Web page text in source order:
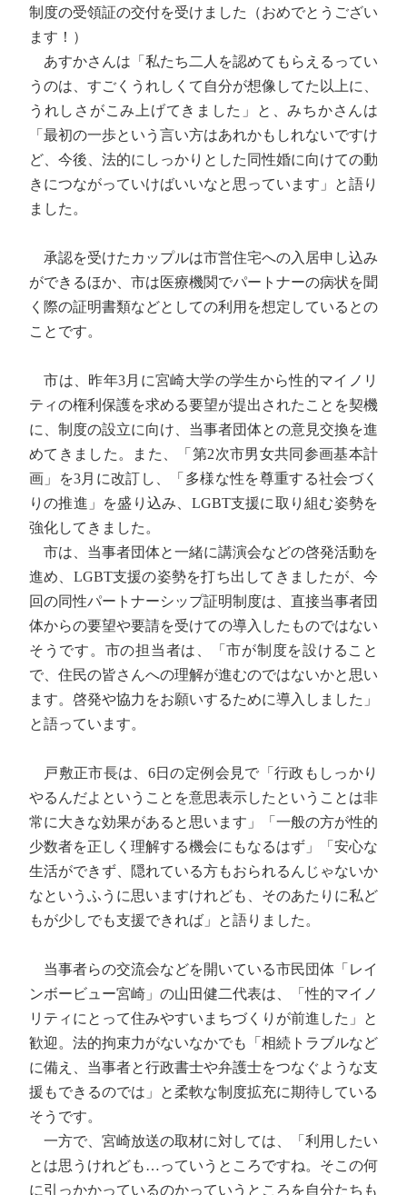
制度の受領証の交付を受けました（おめでとうござい
ます！）
あすかさんは「私たち二人を認めてもらえるってい
うのは、すごくうれしくて自分が想像してた以上に、
うれしさがこみ上げてきました」と、みちかさんは
「最初の一歩という言い方はあれかもしれないですけ
ど、今後、法的にしっかりとした同性婚に向けての動
きにつながっていけばいいなと思っています」と語り
ました。
承認を受けたカップルは市営住宅への入居申し込み
ができるほか、市は医療機関でパートナーの病状を聞
く際の証明書類などとしての利用を想定しているとの
ことです。
市は、昨年3月に宮崎大学の学生から性的マイノリ
ティの権利保護を求める要望が提出されたことを契機
に、制度の設立に向け、当事者団体との意見交換を進
めてきました。また、「第2次市男女共同参画基本計
画」を3月に改訂し、「多様な性を尊重する社会づく
りの推進」を盛り込み、LGBT支援に取り組む姿勢を
強化してきました。
市は、当事者団体と一緒に講演会などの啓発活動を
進め、LGBT支援の姿勢を打ち出してきましたが、今
回の同性パートナーシップ証明制度は、直接当事者団
体からの要望や要請を受けての導入したものではない
そうです。市の担当者は、「市が制度を設けること
で、住民の皆さんへの理解が進むのではないかと思い
ます。啓発や協力をお願いするために導入しました」
と語っています。
戸敷正市長は、6日の定例会見で「行政もしっかり
やるんだよということを意思表示したということは非
常に大きな効果があると思います」「一般の方が性的
少数者を正しく理解する機会にもなるはず」「安心な
生活ができず、隠れている方もおられるんじゃないか
なというふうに思いますけれども、そのあたりに私ど
もが少しでも支援できれば」と語りました。
当事者らの交流会などを開いている市民団体「レイ
ンボービュー宮崎」の山田健二代表は、「性的マイノ
リティにとって住みやすいまちづくりが前進した」と
歓迎。法的拘束力がないなかでも「相続トラブルなど
に備え、当事者と行政書士や弁護士をつなぐような支
援もできるのでは」と柔軟な制度拡充に期待している
そうです。
一方で、宮崎放送の取材に対しては、「利用したい
とは思うけれども…っていうところですね。そこの何
に引っかかっているのかっていうところを自分たちも